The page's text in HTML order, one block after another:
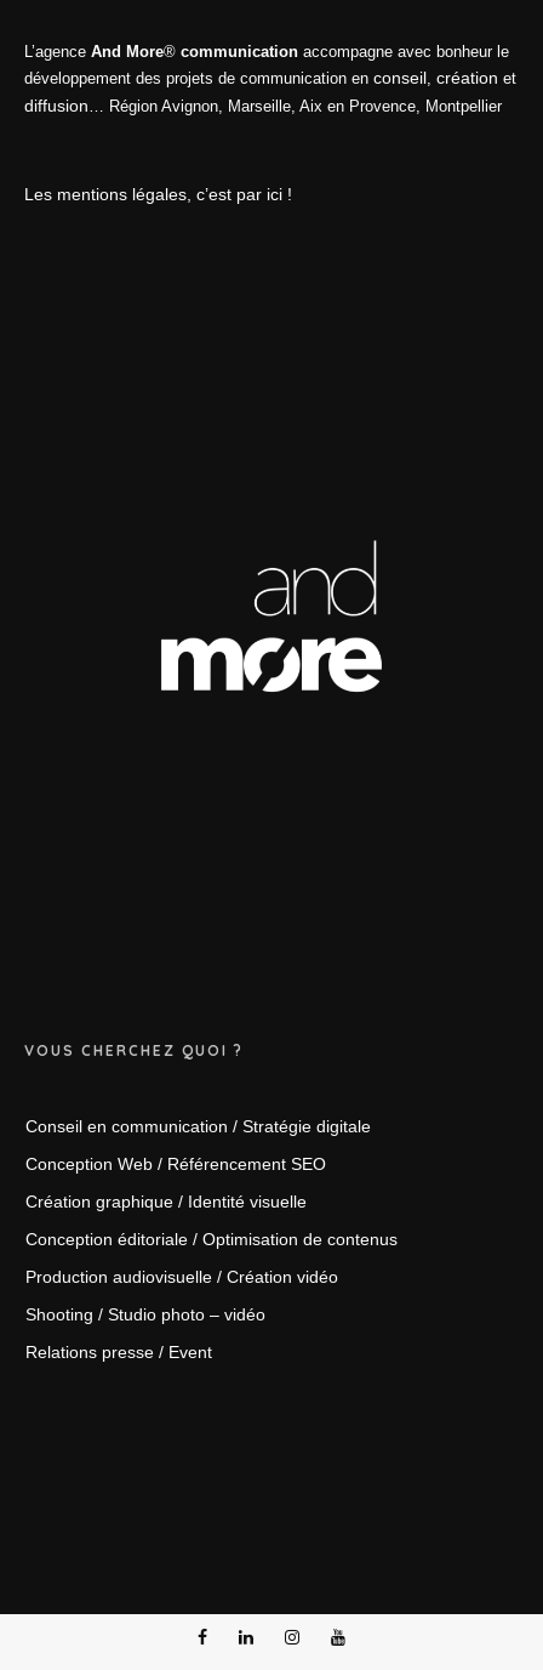
L’agence And More® communication accompagne avec bonheur le
développement des projets de communication en conseil création et
diffusion … Région Avignon, Marseille, Aix en Provence, Montpellier
Les mentions légales, c’est par ici !
VOUS CHERCHEZ QUOI ?
Conseil en communication / Stratégie digitale
Conception Web / Référencement SEO
Création graphique / Identité visuelle
Conception éditoriale / Optimisation de contenus
Production audiovisuelle / Création vidéo
Shooting / Studio photo – vidéo
Relations presse / Event